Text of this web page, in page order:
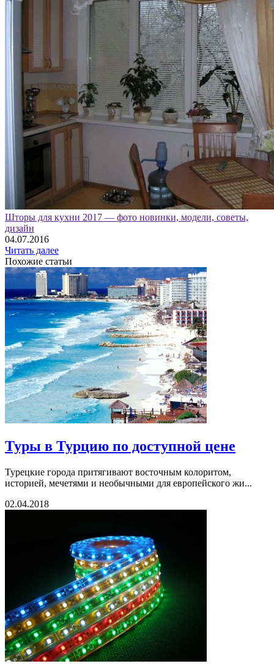
Шторы для кухни 2017 — фото новинки, модели, советы,
дизайн
04.07.2016
Читать далее
Похожие статьи
Туры в Турцию по доступной цене
Турецкие города притягивают восточным колоритом,
историей, мечетями и необычными для европейского жи...
02.04.2018